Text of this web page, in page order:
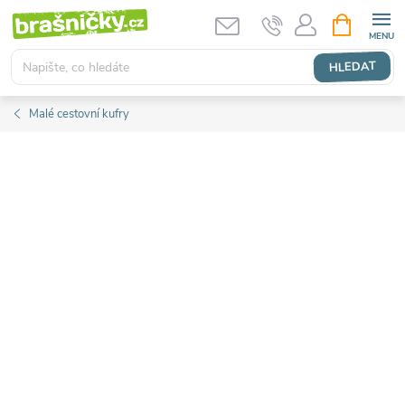
Přejít
obsah
HLEDAT
NÁKUPNÍ
KOŠÍK
Malé cestovní kufry